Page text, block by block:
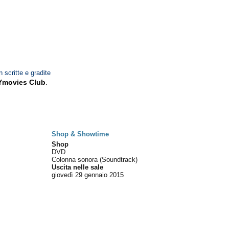
scritte e gradite
Club
Shop & Showtime
Shop
DVD
Colonna sonora (Soundtrack)
Uscita nelle sale
giovedì 29 gennaio 2015